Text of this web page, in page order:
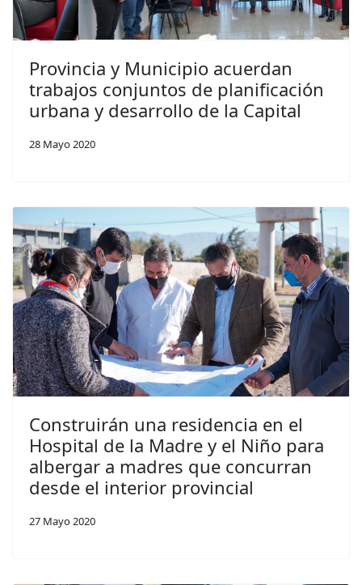
Provincia y Municipio acuerdan
trabajos conjuntos de planificación
urbana y desarrollo de la Capital
28 Mayo 2020
Construirán una residencia en el
Hospital de la Madre y el Niño para
albergar a madres que concurran
desde el interior provincial
27 Mayo 2020